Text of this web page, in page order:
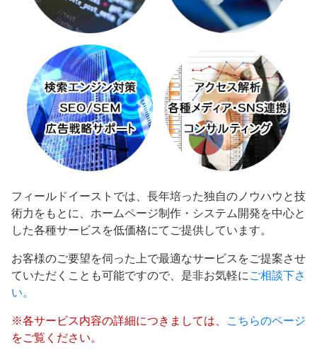
フィールドイーストでは、長年培った独自のノウハウと技
術力をもとに、ホームページ制作・システム開発を中心と
した各種サービスを低価格にてご提供しています。
お客様のご要望を伺った上で最適なサービスをご提案させ
ていただくことも可能ですので、是非お気軽に ご相談下さ
い。
※各サービス内容の詳細につきましては、
こちらのページ
をご覧ください。